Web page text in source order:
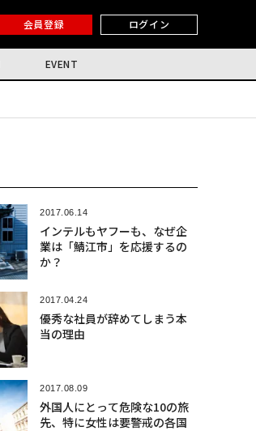
会員登録 ログイン
EVENT
2017.06.14
インテルもヤフーも、なぜ企
業は「鯖江市」を応援するの
か？
2017.04.24
優秀な社員が辞めてしまう本
当の理由
2017.08.09
外国人にとって危険な10の旅
先、特に女性は要警戒の各国